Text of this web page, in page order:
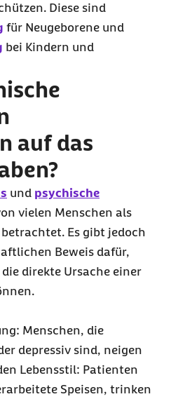
Diese sind
für Neugeborene und
bei Kindern und
auf das
und psychische
vielen Menschen als
Es gibt jedoch
Beweis dafür,
direkte Ursache einer
Menschen, die
depressiv sind, neigen
Lebensstil: Patienten
Speisen, trinken